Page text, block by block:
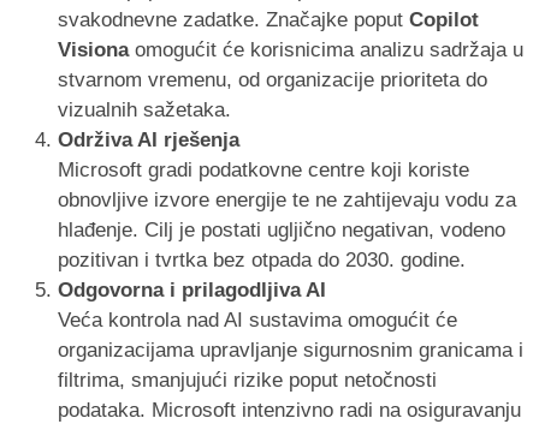
svakodnevne zadatke. Značajke poput Copilot
Visionaomogućit će korisnicima analizu sadržaja u
stvarnom vremenu, od organizacije prioriteta do
vizualnih sažetaka.
Održiva AI rješenja
Microsoft gradi podatkovne centre koji koriste
obnovljive izvore energije te ne zahtijevaju vodu za
hlađenje. Cilj je postati ugljično negativan, vodeno
pozitivan i tvrtka bez otpada do 2030. godine.
Odgovorna i prilagodljiva AI
Veća kontrola nad AI sustavima omogućit će
organizacijama upravljanje sigurnosnim granicama i
filtrima, smanjujući rizike poput netočnosti
podataka. Microsoft intenzivno radi na osiguravanju